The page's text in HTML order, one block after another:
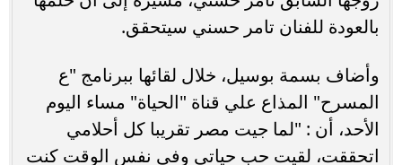
بالعودة للفنان تامر حسني سيتحقق.
وأضاف بسمة بوسيل، خلال لقائها ببرنامج "ع
المسرح" المذاع علي قناة "الحياة" مساء اليوم
الأحد، أن : "لما جيت مصر تقريبا كل أحلامي
اتحققت، لقيت حب حياتي وفي نفس الوقت كنت